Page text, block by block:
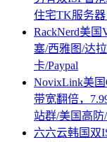
住宅TK服务
RackNerd美
塞/西雅图/达
卡/Paypal
NovixLink美国
带宽翻倍，
站群/美国高
六六云韩国双